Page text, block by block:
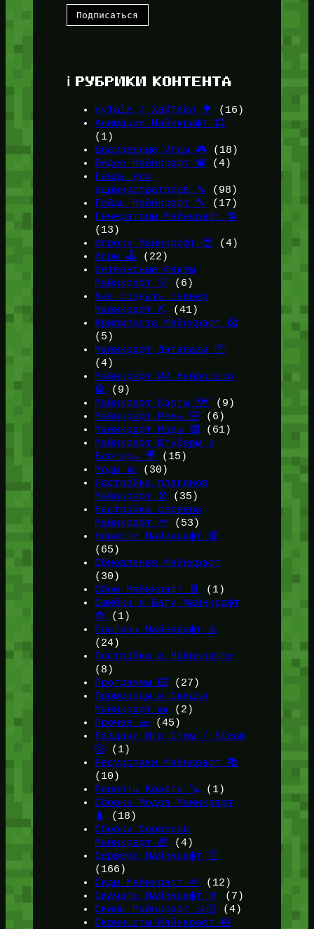
ℹ️ РУБРИКИ КОНТЕНТА
HyTale / ХайТейл 🌳
(16)
Анимации Майнкрафт 🎞️
(1)
Браузерные Игры 🎮(18)
Видео Майнкрафт 📽️ (4)
Гайды для
администраторов 🔧
(98)
Гайды Майнкрафт 🔨
(17)
Генераторы Майнкрафт 🔁
(13)
Игроки Майнкрафт 😎 (4)
Игры 🕹️ (22)
Интересные Факты
Майнкрафт 💡(6)
Как создать сервер
Майнкрафт ⛏️ (41)
Крипипаста Майнкрафт 😱
(5)
Майнкрафт Датапаки 📦
(4)
Майнкрафт ИИ Нейросети
🤖
(9)
Майнкрафт Карты 🗺️ (9)
Майнкрафт Мемы 🤣 (6)
Майнкрафт Моды 🟩
(61)
Майнкрафт Ютуберы и
Блогеры 🎥
(15)
Моды 💫
(30)
Настройка плагинов
Майнкрафт ⚒️(35)
Настройка сервера
Майнкрафт 🔦 (53)
Новости Майнкрафт 🔴
(65)
Обновления Майнкрафт
(30)
Обои Майнкрафт 📔
(1)
Ошибки и Баги Майнкрафт
🐞(1)
Плагины Майнкрафт ♨️
(24)
Постройки в Майнкрафте
(8)
Программы ⌨️ (27)
Промокоды и Скидки
Майнкрафт 🎫
(2)
Прочее 🧱 (45)
Раздачи Игр Стим / Steam
🎲 (1)
Ресурспаки Майнкрафт 📚
(10)
Рецепты Крафта 🪚 (1)
Сборки Модов Майнкрафт
🧳
(18)
Сборки Серверов
Майнкрафт 🎁 (4)
Сервера Майнкрафт 🛜
(166)
Сиды Майнкрафт 🌱
(12)
Скачать Майнкрафт 🔽
(7)
Скины Майнкрафт 🤹🏻
(4)
Скриншоты Майнкрафт 📸